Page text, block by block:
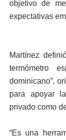
objetivo de
expectativas
Martínez
termómetro
dominicano”,
para apoyar
privado como
“Es una